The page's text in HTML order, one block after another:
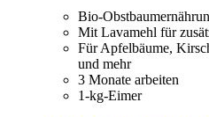
Bio-
Mit Lavamehl für
Für Apfelbäume,
und mehr
3 Monate arbeiten
1-kg-Eimer